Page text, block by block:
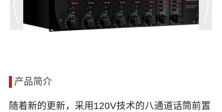
产品简介
随着新的更新，采用120V技术的八通道话筒前置